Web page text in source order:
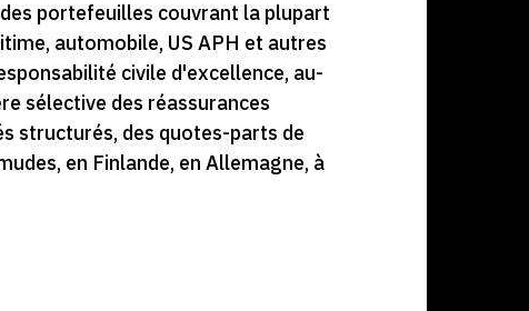
portefeuilles couvrant la plupart
automobile, US APH et autres
civile d'excellence, au-
sélective des réassurances
structurés, des quotes-parts de
en Finlande, en Allemagne, à